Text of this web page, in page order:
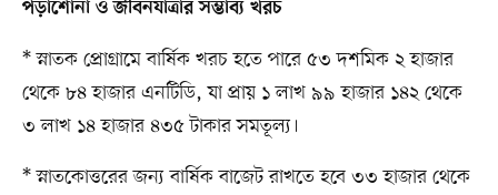
পড়াশোনা ও জীবনযাত্রার সম্ভাব্য খরচ
* স্নাতক প্রোগ্রামে বার্ষিক খরচ হতে পারে ৫৩ দশমিক ২ হাজার
থেকে ৮৪ হাজার এনটিডি, যা প্রায় ১ লাখ ৯৯ হাজার ১৪২ থেকে
৩ লাখ ১৪ হাজার ৪৩৫ টাকার সমতূল্য।
* স্নাতকোত্তরের জন্য বার্ষিক বাজেট রাখতে হবে ৩৩ হাজার থেকে